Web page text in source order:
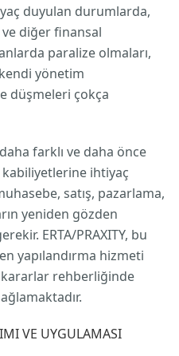
duyulan durumlarda,
diğer finansal
paralize olmaları,
yönetim
düşmeleri çokça
farklı ve daha önce
ihtiyaç
satış, pazarlama,
yeniden gözden
ERTA/PRAXITY, bu
yapılandırma hizmeti
rehberliğinde
VE UYGULAMASI